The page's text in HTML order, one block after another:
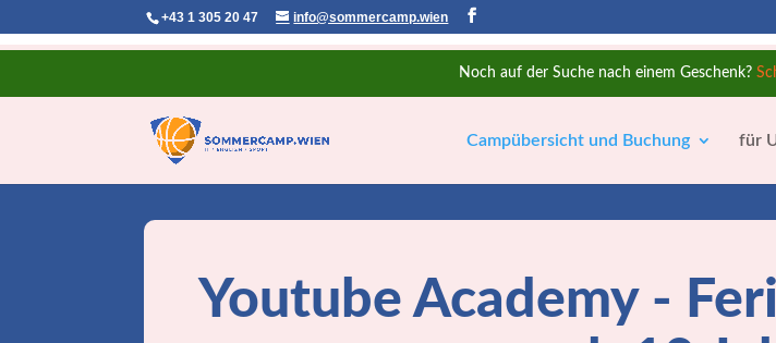
+43 1 305 20 47 info@sommercamp.wien
Noch auf der Suche nach einem Geschenk?
Campübersicht und Buchung für
Youtube Academy -